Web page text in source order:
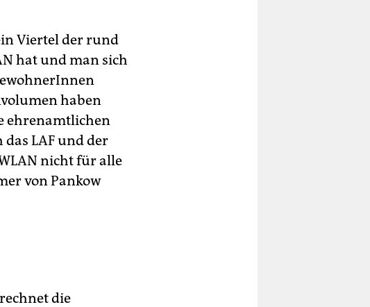
Viertel der rund
hat und man sich
haben
ehrenamtlichen
LAF und der
nicht für alle
von Pankow
die